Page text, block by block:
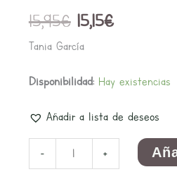
15,95€ 15,15€
Tania García
Disponibilidad: Hay existencias
Añadir a lista de deseos
- +